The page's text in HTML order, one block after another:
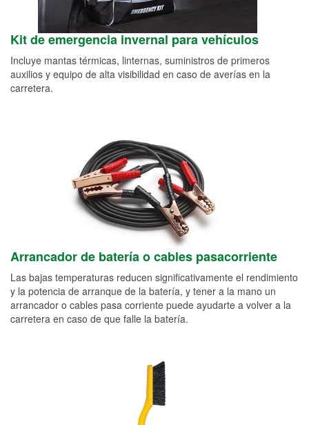
Kit de emergencia invernal para vehículos
Incluye mantas térmicas, linternas, suministros de primeros
auxilios y equipo de alta visibilidad en caso de averías en la
carretera.
Arrancador de batería o cables pasacorriente
Las bajas temperaturas reducen significativamente el rendimiento
y la potencia de arranque de la batería, y tener a la mano un
arrancador o cables pasa corriente puede ayudarte a volver a la
carretera en caso de que falle la batería.